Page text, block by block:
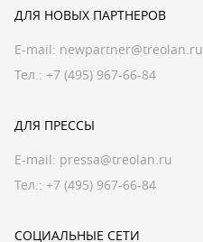
ДЛЯ НОВЫХ ПАРТНЕРОВ
E-mail: newpartner@treolan.ru
Тел.: +7 (495) 967-66-84
ДЛЯ ПРЕССЫ
E-mail: pressa@treolan.ru
Тел.: +7 (495) 967-66-84
СОЦИАЛЬНЫЕ СЕТИ